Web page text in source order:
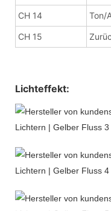
CH 14 Ton/
CH 15
Lichteffekt: